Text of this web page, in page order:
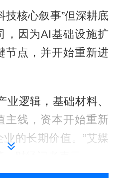
技核心叙事”但深耕底
，因为AI基础设施扩
节点，并开始重新进
业逻辑，基础材料、
主线，资本开始重新
的长期价值。”艾媒